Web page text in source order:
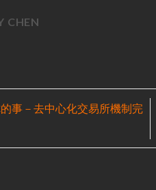
CHEN
事－去中心化交易所機制完